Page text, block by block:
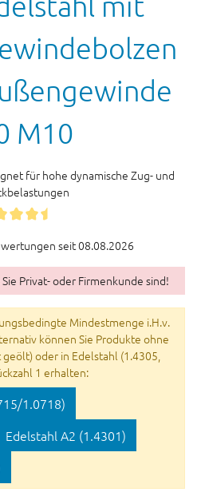
M10
für hohe dynamische Zug- und
seit 08.08.2026
Privat- oder Firmenkunde sind!
Mindestmenge i.H.v.
können Sie Produkte ohne
oder in Edelstahl (1.4305,
1 erhalten:
1.0718)
Edelstahl A2 (1.4301)